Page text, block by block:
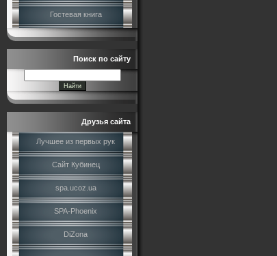
Гостевая книга
Поиск по сайту
Друзья сайта
Лучшее из первых рук
Сайт Кубинец
spa.ucoz.ua
SPA-Phoenix
DiZona